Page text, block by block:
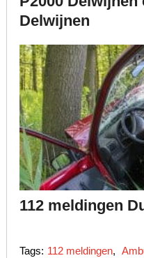
Delwijnen
112 meldingen
Tags: 112 meldingen,